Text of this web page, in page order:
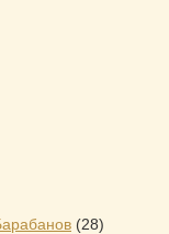
2828